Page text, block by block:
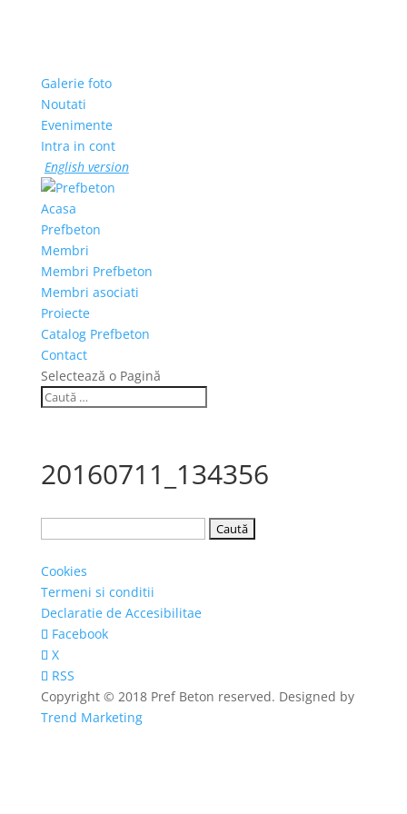
Galerie foto
Noutati
Evenimente
Intra in cont
English version
Acasa
Prefbeton
Membri
Membri Prefbeton
Membri asociati
Proiecte
Catalog Prefbeton
Contact
Selectează o Pagină
20160711_134356
Cookies
Termeni si conditii
Declaratie de Accesibilitae
Facebook
X
RSS
Copyright © 2018 Pref Beton reserved. Designed by
Trend Marketing